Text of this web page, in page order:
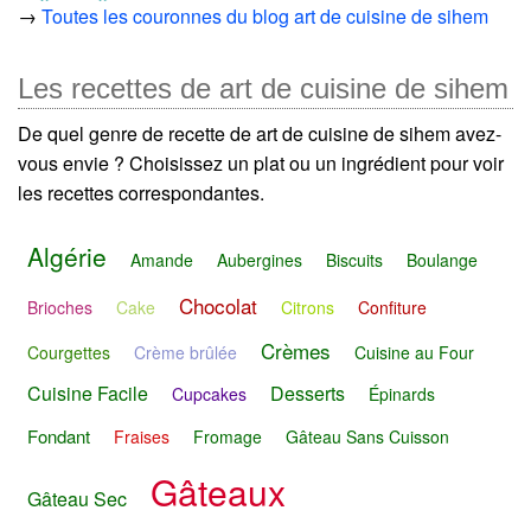
→ Toutes les couronnes du blog art de cuisine de sihem
Les recettes de art de cuisine de sihem
De quel genre de recette de art de cuisine de sihem avez-
vous envie ? Choisissez un plat ou un ingrédient pour voir
les recettes correspondantes.
Algérie Amande Aubergines Biscuits
Boulange
Brioches
Cake Chocolat Citrons
Confiture
Courgettes
Crème brûlée Crèmes Cuisine au Four
Cuisine Facile Cupcakes Desserts Épinards
Fondant Fraises Fromage Gâteau Sans Cuisson
Gâteau Sec Gâteaux